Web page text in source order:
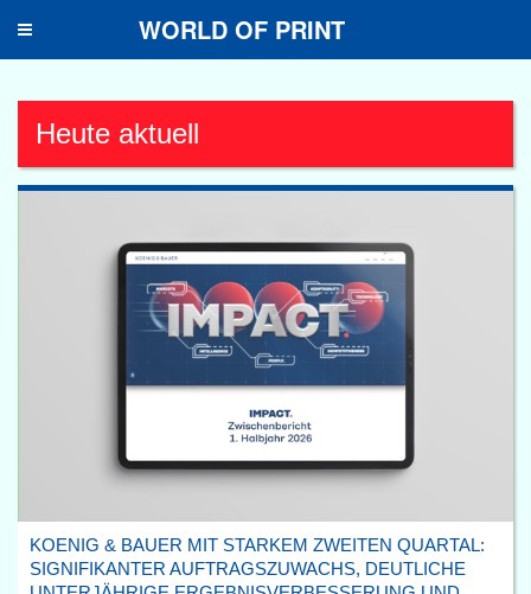
Toggle
WORLD OF PRINT
Heute aktuell
KOENIG & BAUER MIT STARKEM ZWEITEN QUARTAL:
SIGNIFIKANTER AUFTRAGSZUWACHS, DEUTLICHE